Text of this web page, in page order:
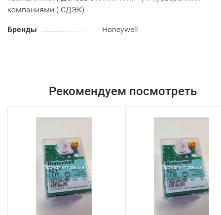
компаниями ( СДЭК)
Бренды Honeywell
Рекомендуем посмотреть